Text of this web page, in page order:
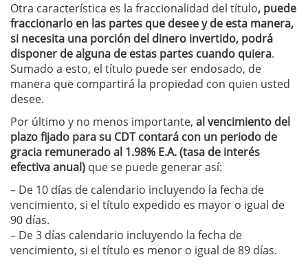
Otra característica es la fraccionalidad del título, puede
fraccionarlo en las partes que desee y de esta manera,
si necesita una porción del dinero invertido, podrá
disponer de alguna de estas partes cuando quiera.
Sumado a esto, el título puede ser endosado, de
manera que compartirá la propiedad con quien usted
desee.
Por último y no menos importante, al vencimiento del
plazo fijado para su CDT contará con un periodo de
gracia remunerado al 1.98% E.A. (tasa de interés
efectiva anual) que se puede generar así:
– De 10 días de calendario incluyendo la fecha de
vencimiento, si el título expedido es mayor o igual de
90 días.
– De 3 días calendario incluyendo la fecha de
vencimiento, si el título es menor o igual de 89 días.